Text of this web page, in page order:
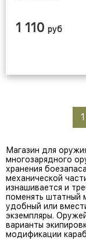
1 110 руб
1
Магазин для
многозарядного
хранения
механической
изнашивается и
поменять штатный
удобный или
экземпляры.
варианты
модификации